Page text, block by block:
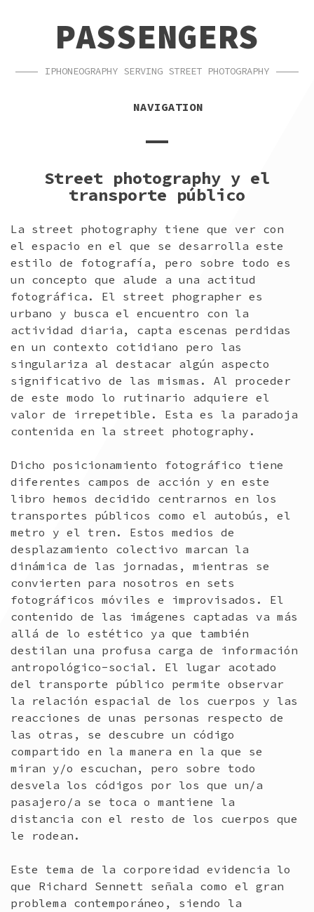
NAVIGATIONPASSENGERS
IPHONEOGRAPHY SERVING STREET PHOTOGRAPHY
NAVIGATION
Street photography y el
transporte público
La street photography tiene que ver con
el espacio en el que se desarrolla este
estilo de fotografía, pero sobre todo es
un concepto que alude a una actitud
fotográfica. El street phographer es
urbano y busca el encuentro con la
actividad diaria, capta escenas perdidas
en un contexto cotidiano pero las
singulariza al destacar algún aspecto
significativo de las mismas. Al proceder
de este modo lo rutinario adquiere el
valor de irrepetible. Esta es la paradoja
contenida en la street photography.
Dicho posicionamiento fotográfico tiene
diferentes campos de acción y en este
libro hemos decidido centrarnos en los
transportes públicos como el autobús, el
metro y el tren. Estos medios de
desplazamiento colectivo marcan la
dinámica de las jornadas, mientras se
convierten para nosotros en sets
fotográficos móviles e improvisados. El
contenido de las imágenes captadas va más
allá de lo estético ya que también
destilan una profusa carga de información
antropológico-social. El lugar acotado
del transporte público permite observar
la relación espacial de los cuerpos y las
reacciones de unas personas respecto de
las otras, se descubre un código
compartido en la manera en la que se
miran y/o escuchan, pero sobre todo
desvela los códigos por los que un/a
pasajero/a se toca o mantiene la
distancia con el resto de los cuerpos que
le rodean.
Este tema de la corporeidad evidencia lo
que Richard Sennett señala como el gran
problema contemporáneo, siendo la